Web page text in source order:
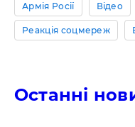
Армія Росії Відео
Реакція соцмереж
Останні